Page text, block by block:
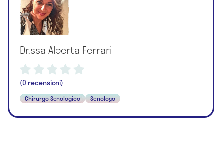
Dr.ssa Alberta Ferrari
(0 recensioni)
Chirurgo Senologico Senologo